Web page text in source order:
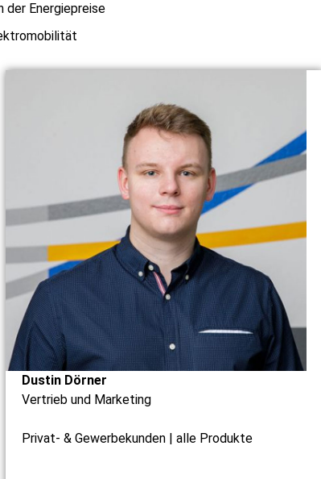
der Energiepreise
Dustin Dörner
Vertrieb und Marketing
Privat- & Gewerbekunden | alle Produkte